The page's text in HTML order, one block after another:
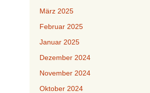
März 2025
Februar 2025
Januar 2025
Dezember 2024
November 2024
Oktober 2024